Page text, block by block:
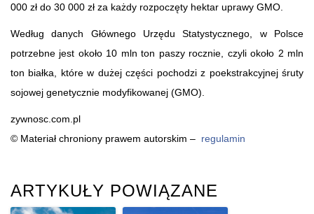
000 zł do 30 000 zł za każdy rozpoczęty hektar uprawy GMO.
Według danych Głównego Urzędu Statystycznego, w Polsce
potrzebne jest około 10 mln ton paszy rocznie, czyli około 2 mln
ton białka, które w dużej części pochodzi z poekstrakcyjnej śruty
sojowej genetycznie modyfikowanej (GMO).
zywnosc.com.pl
© Materiał chroniony prawem autorskim – regulamin
ARTYKUŁY POWIĄZANE